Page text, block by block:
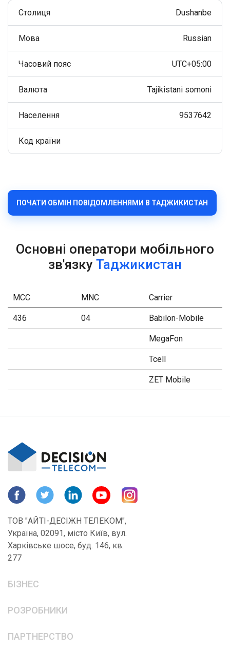
Столиця Dushanbe
Мова Russian
Часовий пояс UTC+05:00
Валюта Tajikistani somoni
Населення 9537642
Код країни
ПОЧАТИ ОБМІН ПОВІДОМЛЕННЯМИ В ТАДЖИКИСТАН
Основні оператори мобільного
зв'язку Таджикистан
MCC MNC Carrier
436 04 Babilon-Mobile
MegaFon
Tcell
ZET Mobile
ТОВ "АЙТІ-ДЕСІЖН ТЕЛЕКОМ",
Україна, 02091, місто Київ, вул.
Харківське шосе, буд. 146, кв.
277
БІЗНЕС
РОЗРОБНИКИ
ПАРТНЕРСТВО